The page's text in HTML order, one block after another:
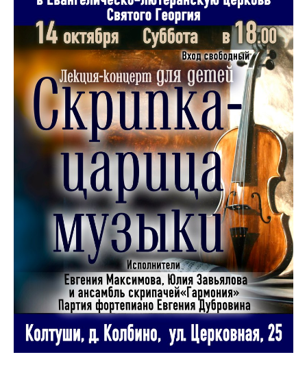
Документы
Образование
Образовательные стандарты
Руководство
Финансово-хозяйственная деятельность
Материально-техническое обеспечение и
оснащенность образовательного процесса.
Доступная среда
Стипендии и меры поддержки обучающихся
Платные образовательные услуги
Вакантные места для приема (перевода)
обучающихся
Международное сотрудничество
Педагогический состав
Информационная безопасность
История школы
Дистанционное обучение